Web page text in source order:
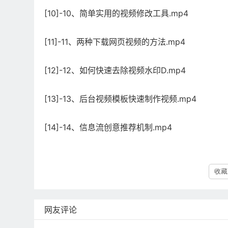
[10]-10、简单实用的视频修改工具.mp4
[11]-11、两种下载网页视频的方法.mp4
[12]-12、如何快速去除视频水印D.mp4
[13]-13、后台视频模板快速制作视频.mp4
[14]-14、信息流创意推荐机制.mp4
收
网友评论